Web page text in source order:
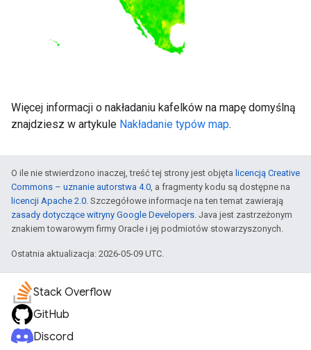
Więcej informacji o nakładaniu kafelków na mapę domyślną
znajdziesz w artykule Nakładanie typów map.
O ile nie stwierdzono inaczej, treść tej strony jest objęta licencją Creative
Commons – uznanie autorstwa 4.0 , a fragmenty kodu są dostępne na
licencji Apache 2.0 . Szczegółowe informacje na ten temat zawierają
zasady dotyczące witryny Google Developers . Java jest zastrzeżonym
znakiem towarowym firmy Oracle i jej podmiotów stowarzyszonych.
Ostatnia aktualizacja: 2026-05-09 UTC.
Stack Overflow
GitHub
Discord